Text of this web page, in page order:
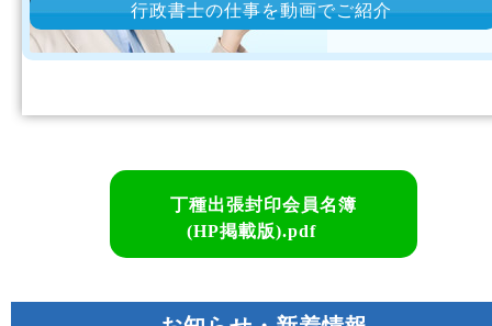
行政書士の仕事を動画でご紹介
丁種出張封印会員名簿
(HP掲載版).pdf